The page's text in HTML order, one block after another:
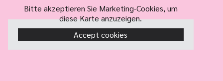
Bitte akzeptieren Sie Marketing-Cookies, um
diese Karte anzuzeigen.
Accept cookies